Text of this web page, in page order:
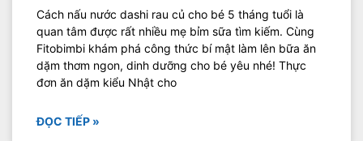
Cách nấu nước dashi rau củ cho bé 5 tháng tuổi là
quan tâm được rất nhiều mẹ bỉm sữa tìm kiếm. Cùng
Fitobimbi khám phá công thức bí mật làm lên bữa ăn
dặm thơm ngon, dinh dưỡng cho bé yêu nhé! Thực
đơn ăn dặm kiểu Nhật cho
ĐỌC TIẾP »